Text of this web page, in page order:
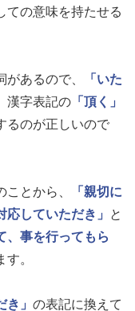
ての意味を持たせる
があるので、
「いた
漢字表記の 「頂く」
るのが正しいので
とから、
「親切に
応していただき」
と
、事を行ってもら
。
き」 の表記に換えて